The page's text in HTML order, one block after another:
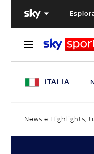
ITALIA
News e Highlights,